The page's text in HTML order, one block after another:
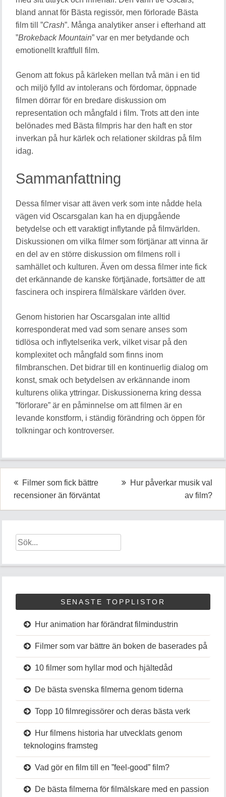
bland annat för Bästa regissör, men förlorade Bästa
film till ”Crash”. Många analytiker anser i efterhand att
”Brokeback Mountain” var en mer betydande och
emotionellt kraftfull film.
Genom att fokus på kärleken mellan två män i en tid
och miljö fylld av intolerans och fördomar, öppnade
filmen dörrar för en bredare diskussion om
representation och mångfald i film. Trots att den inte
belönades med Bästa filmpris har den haft en stor
inverkan på hur kärlek och relationer skildras på film
idag.
Sammanfattning
Dessa filmer visar att även verk som inte nådde hela
vägen vid Oscarsgalan kan ha en djupgående
betydelse och ett varaktigt inflytande på filmvärlden.
Diskussionen om vilka filmer som förtjänar att vinna är
en del av en större diskussion om filmens roll i
samhället och kulturen. Även om dessa filmer inte fick
det erkännande de kanske förtjänade, fortsätter de att
fascinera och inspirera filmälskare världen över.
Genom historien har Oscarsgalan inte alltid
korresponderat med vad som senare anses som
tidlösa och inflytelserika verk, vilket visar på den
komplexitet och mångfald som finns inom
filmbranschen. Det bidrar till en kontinuerlig dialog om
konst, smak och betydelsen av erkännande inom
kulturens olika yttringar. Diskussionerna kring dessa
”förlorare” är en påminnelse om att filmen är en
levande konstform, i ständig förändring och öppen för
tolkningar och kontroverser.
Inläggsnavigering
Filmer som fick bättre
recensioner än förväntat
Hur påverkar musik val
av film?
SENASTE TOPPLISTOR
Hur animation har förändrat filmindustrin
Filmer som var bättre än boken de baserades på
10 filmer som hyllar mod och hjältedåd
De bästa svenska filmerna genom tiderna
Topp 10 filmregissörer och deras bästa verk
Hur filmens historia har utvecklats genom
teknologins framsteg
Vad gör en film till en ”feel-good” film?
De bästa filmerna för filmälskare med en passion